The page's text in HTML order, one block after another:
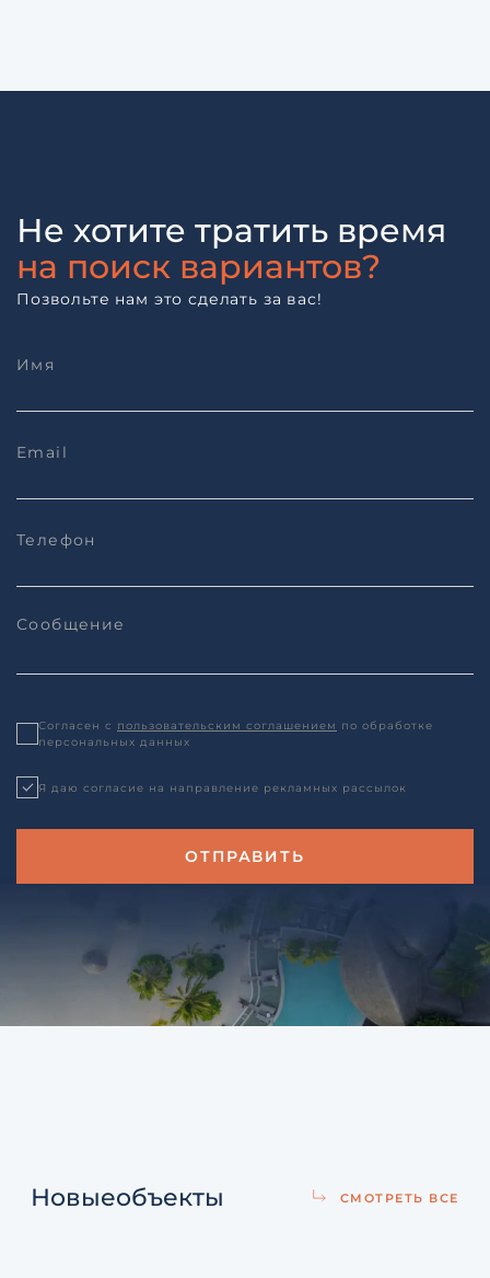
Не хотите тратить время
на поиск вариантов?
Позвольте нам это сделать за вас!
Согласен с пользовательским соглашением по обработке
персональных данных
Я даю согласие на направление рекламных рассылок
Новыеобъекты СМОТРЕТЬ ВСЕ